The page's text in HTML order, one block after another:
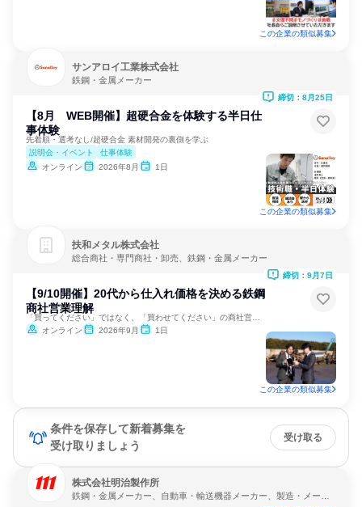
この企業の類似募集
サンアロイ工業株式会社
鉄鋼・金属メーカー
【8月 WEB開催】超硬合金を体験する半日仕
事体験
先着順・選考なし/超硬合金 素材開発の裏側を学ぶ
説明会・イベント
仕事体験
オンライン
2026年8月 1日
締切：8月25日
この企業の類似募集
扶和メタル株式会社
総合商社・専門商社・卸売、鉄鋼・金属メーカー
【9/10開催】20代から仕入れ価格を決める鉄鋼
商社営業理解
オンライン
2026年9月 1日
締切：9月7日
この企業の類似募集
条件を保存して新着募集を
受け取りましょう
受け取る
株式会社明治製作所
鉄鋼・金属メーカー、自動車・輸送機器メーカー、製造・メーカ